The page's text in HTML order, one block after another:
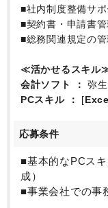
■社内制度整備サ
■契約書・申請書管
■総務関連規定の
≪活かせるスキル
会計ソフト
弥
PCスキル
[
応募条件
■基本的なPCス
成）
■事業会社での事